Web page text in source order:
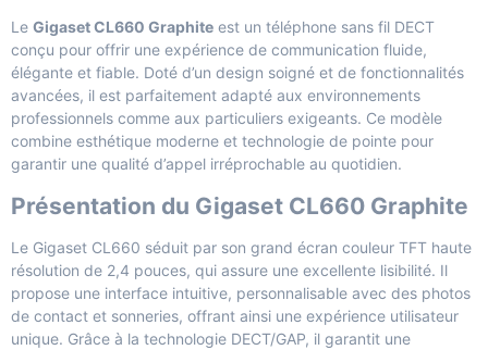
Le Gigaset CL660 Graphite est un téléphone sans fil DECT
conçu pour offrir une expérience de communication fluide,
élégante et fiable. Doté d’un design soigné et de fonctionnalités
avancées, il est parfaitement adapté aux environnements
professionnels comme aux particuliers exigeants. Ce modèle
combine esthétique moderne et technologie de pointe pour
garantir une qualité d’appel irréprochable au quotidien.
Présentation du Gigaset CL660 Graphite
Le Gigaset CL660 séduit par son grand écran couleur TFT haute
résolution de 2,4 pouces, qui assure une excellente lisibilité. Il
propose une interface intuitive, personnalisable avec des photos
de contact et sonneries, offrant ainsi une expérience utilisateur
unique. Grâce à la technologie DECT/GAP, il garantit une